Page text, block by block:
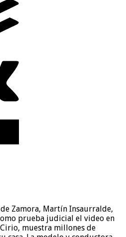
Zamora, Martín Insaurralde,
prueba judicial el video en
Cirio, muestra millones de